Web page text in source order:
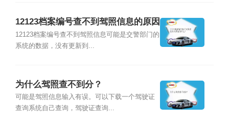
12123档案编号查不到驾照信息的原因
是什么？
12123档案编号查不到驾照信息可能是交警部门的
系统的数据，没有更新到...
为什么驾照查不到分？
可能是驾照信息输入有误。可以下载一个驾驶证
查询系统自己查询，驾驶证查询...